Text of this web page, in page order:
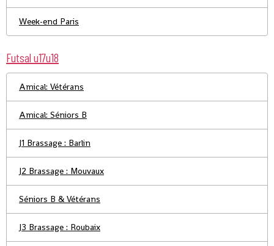
Week-end Paris
Futsal u17u18
Amical: Vétérans
Amical: Séniors B
J1 Brassage : Barlin
J2 Brassage : Mouvaux
Séniors B & Vétérans
J3 Brassage : Roubaix